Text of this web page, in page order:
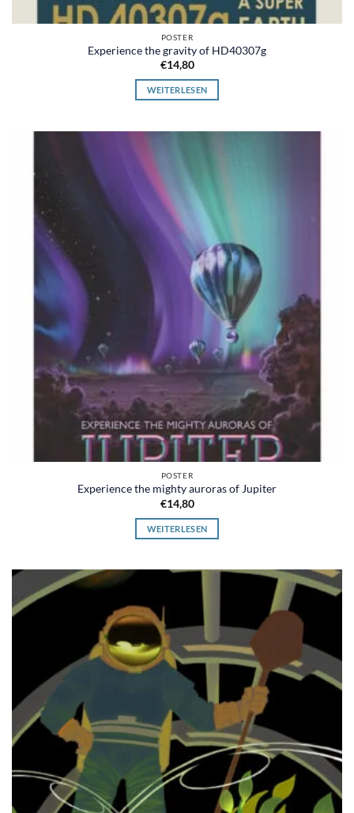
POSTER
Experience the gravity of HD40307g
€14,80
WEITERLESEN
POSTER
Experience the mighty auroras of Jupiter
€14,80
WEITERLESEN